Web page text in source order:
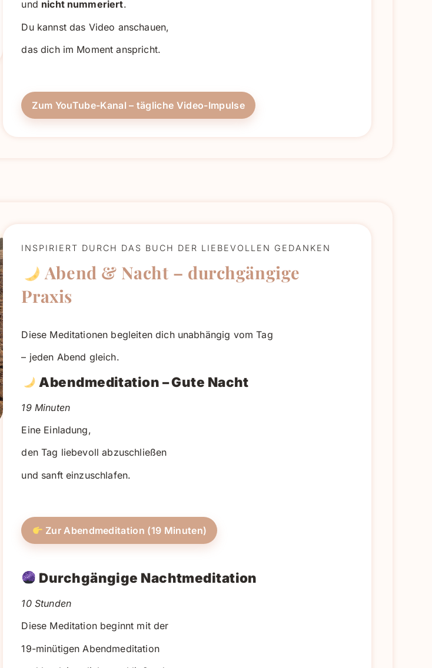
und nicht nummeriert.
Du kannst das Video anschauen,
das dich im Moment anspricht.
Zum YouTube-Kanal – tägliche Video-Impulse
INSPIRIERT DURCH DAS BUCH DER LIEBEVOLLEN GEDANKEN
Abend & Nacht – durchgängige
Praxis
Diese Meditationen begleiten dich unabhängig vom Tag
– jeden Abend gleich.
Abendmeditation – Gute Nacht
19 Minuten
Eine Einladung,
den Tag liebevoll abzuschließen
und sanft einzuschlafen.
Zur Abendmeditation (19 Minuten)
Durchgängige Nachtmeditation
10 Stunden
Diese Meditation beginnt mit der
19-minütigen Abendmeditation